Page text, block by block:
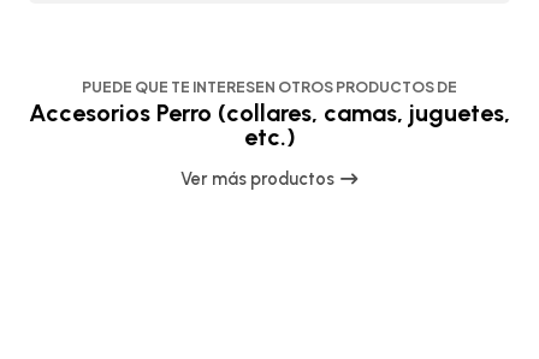
PUEDE QUE TE INTERESEN OTROS PRODUCTOS DE
Accesorios Perro (collares, camas, juguetes,
etc.)
Ver más productos